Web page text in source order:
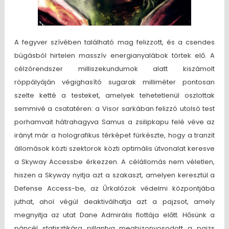
A fegyver szívében található mag felizzott, és a csendes
búgásból hirtelen masszív energianyalábok törtek elő. A
célzórendszer milliszekundumok alatt kiszámolt
röppályáján végighasító sugarak milliméter pontosan
szelte ketté a testeket, amelyek tehetetlenül oszlottak
semmivé a csatatéren: a Visor sarkában felizzó utolsó test
porhamvait hátrahagyva Samus a zsilipkapu felé véve az
irányt már a holografikus térképet fürkészte, hogy a tranzit
állomások közti szektorok közti optimális útvonalat keresve
a Skyway Accessbe érkezzen. A célállomás nem véletlen,
hiszen a Skyway nyitja azt a szakaszt, amelyen keresztül a
Defense Access-be, az Űrkalózok védelmi központjába
juthat, ahol végül deaktiválhatja azt a pajzsot, amely
megnyitja az utat Dane Admirális flottája előtt. Hősünk a